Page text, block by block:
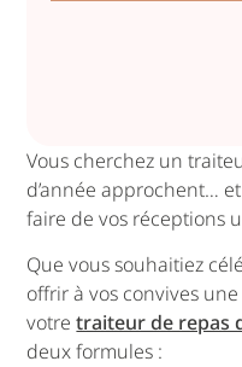
Vous cherchez un
d’année approchent…
faire de vos réceptions
Que vous souhaitiez
offrir à vos convives
votretraiteur de repas
deux formules :